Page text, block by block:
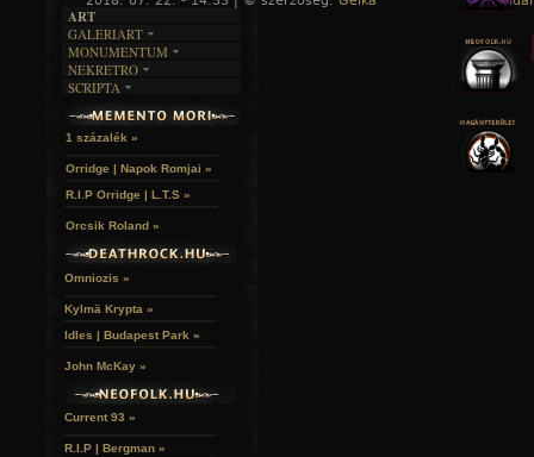
ART
GALERIART
ARTGALERI
KÉPREGÉNYEK
LAKÁSKULTS
MONUMENTUM
TEMETŐK
TEMPLOMOK
VÁRAK
HELYEK
NEKRETRO
SZUBKULT
FEKETE LYUK
RELIKVIÁK
SCRIPTA
NOVELLÁK
VERSEK
1 százalék »
Orridge | Napok Romjai »
R.I.P Orridge | L.T.S »
Orcsik Roland »
Omniozis »
Kylmä Krypta »
Idles | Budapest Park »
John McKay »
Current 93 »
R.I.P | Bergman »